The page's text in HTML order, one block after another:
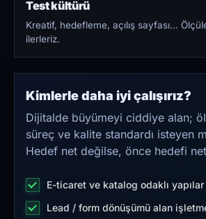
Test kültürü
Kreatif, hedefleme, açılış sayfası…
ilerleriz.
Kimlerle daha iyi çalışırız?
Dijitalde büyümeyi ciddiye alan;
süreç ve kalite standardı isteyen
Hedef net değilse, önce hedefi
E-ticaret ve katalog odaklı yapılar
Lead / form dönüşümü alan